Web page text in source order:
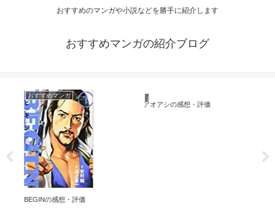
おすすめのマンガや小説などを勝手に紹介します
おすすめマンガの紹介ブログ
おすすめマンガ
BEGINの感想・評価
おすすめマンガ